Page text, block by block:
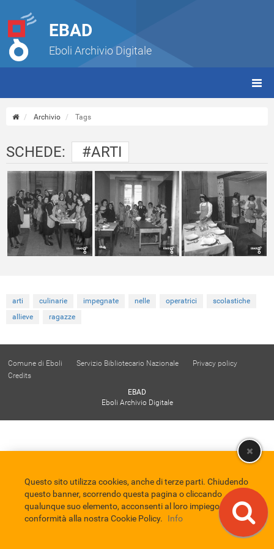
EBAD
Eboli Archivio Digitale
Archivio Tags
SCHEDE: #ARTI
arti culinarie impegnate nelle operatrici
scolastiche
allieve
ragazze
Comune di Eboli Servizio Bibliotecario Nazionale
Privacy policy
Credits
EBAD
Eboli Archivio Digitale
Questo sito utilizza cookies, anche di terze parti. Chiudendo
questo banner, scorrendo questa pagina o cliccando
qualunque suo elemento, acconsenti al loro impiego in
conformità alla nostra Cookie Policy.
Info